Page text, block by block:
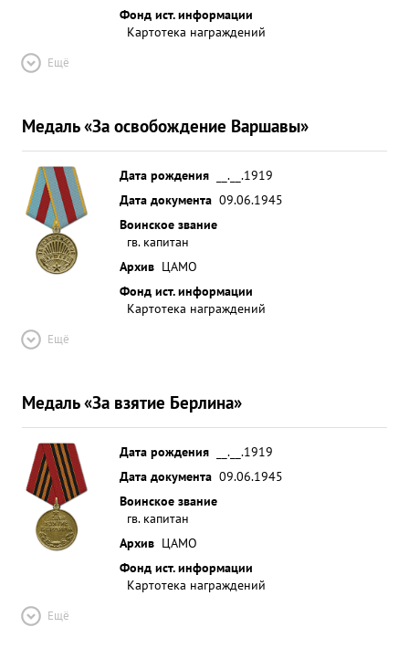
Фонд ист. информации
Картотека награждений
Ещё
Медаль «За освобождение Варшавы»
Дата рождения
__.__.1919
Дата документа 09.06.1945
Воинское звание
гв. капитан
Архив ЦАМО
Фонд ист. информации
Картотека награждений
Ещё
Медаль «За взятие Берлина»
Дата рождения
__.__.1919
Дата документа 09.06.1945
Воинское звание
гв. капитан
Архив ЦАМО
Фонд ист. информации
Картотека награждений
Ещё